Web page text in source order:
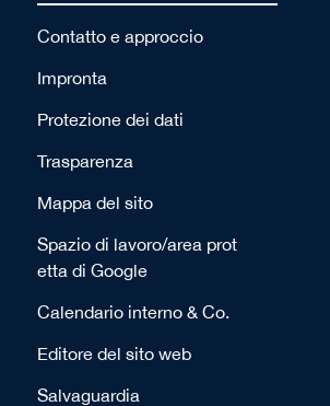
Contatto e approccio
Impronta
Protezione dei dati
Trasparenza
Mappa del sito
Spazio di lavoro/area prot
etta di Google
Calendario interno & Co.
Editore del sito web
Salvaguardia